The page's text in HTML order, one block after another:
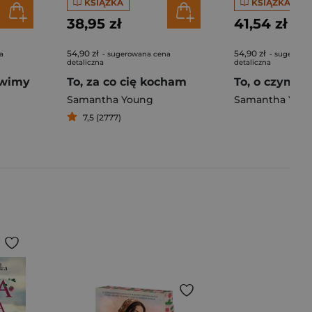
KSIĄŻKA
38,95 zł
54,90 zł - sugerowana cena
detaliczna
To, za co cię kocham
Samantha Young
7,5 (2777)
KSIĄŻKA
41,54 zł
54,90 zł -
detaliczna
Samantha